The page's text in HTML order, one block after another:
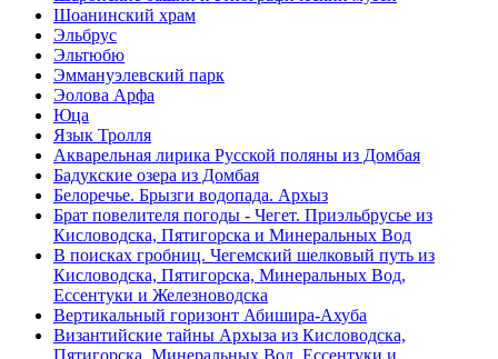
Шоанинский храм
Эльбрус
Эльтюбю
Эммануэлевский парк
Эолова Арфа
Юца
Язык Тролля
Акварельная лирика Русской поляны из Домбая
Бадукские озера из Домбая
Белоречье. Брызги водопада. Архыз
Брат повелителя погоды - Чегет. Приэльбрусье из
Кисловодска, Пятигорска и Минеральных Вод
В поисках гробниц. Чегемский шелковый путь из
Кисловодска, Пятигорска, Минеральных Вод,
Ессентуки и Железноводска
Вертикальный горизонт Абишира-Ахуба
Византийские тайны Архыза из Кисловодска,